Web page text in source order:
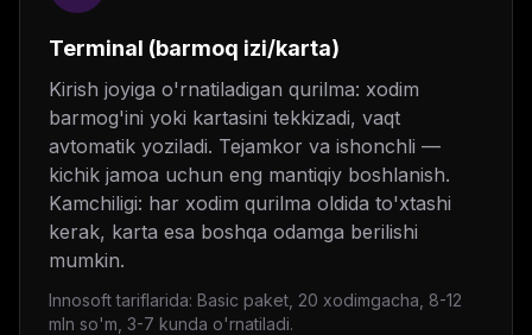
Terminal (barmoq izi/karta)
Kirish joyiga o'rnatiladigan qurilma: xodim
barmog'ini yoki kartasini tekkizadi, vaqt
avtomatik yoziladi. Tejamkor va ishonchli —
kichik jamoa uchun eng mantiqiy boshlanish.
Kamchiligi: har xodim qurilma oldida to'xtashi
kerak, karta esa boshqa odamga berilishi
mumkin.
Innosoft tariflarida: Basic paket, 20 xodimgacha, 8-12
mln so'm, 3-7 kunda o'rnatiladi.